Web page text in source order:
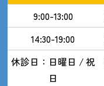
9:00-13:00
14:30-19:00
休診日：日曜日 / 祝
日